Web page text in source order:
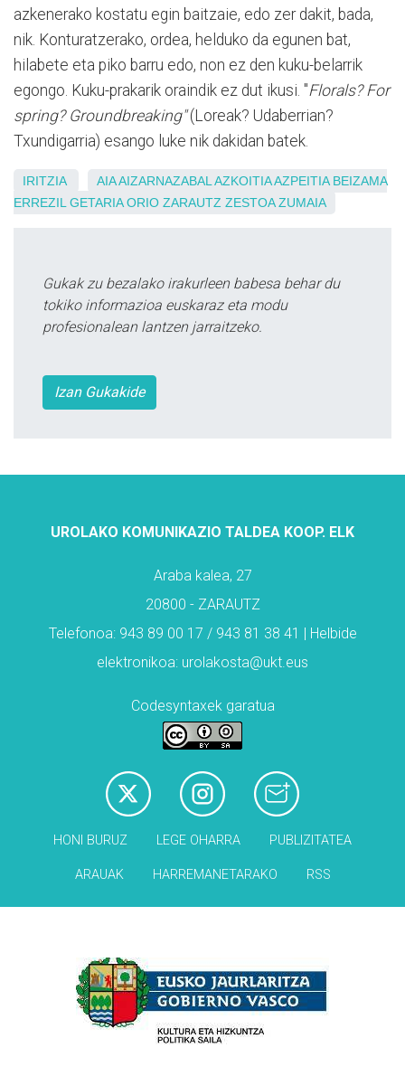
azkenerako kostatu egin baitzaie, edo zer dakit, bada,
nik. Konturatzerako, ordea, helduko da egunen bat,
hilabete eta piko barru edo, non ez den kuku-belarrik
egongo. Kuku-prakarik oraindik ez dut ikusi. "Florals? For
spring? Groundbreaking"(Loreak? Udaberrian?
Txundigarria) esango luke nik dakidan batek.
IRITZIA AIAAIZARNAZABAL AZKOITIAAZPEITIA BEIZAMA
ERREZIL GETARIA ORIO ZARAUTZ ZESTOA ZUMAIA
Gukak zu bezalako irakurleen babesa behar du
tokiko informazioa euskaraz eta modu
profesionalean lantzen jarraitzeko.
Izan Gukakide
UROLAKO KOMUNIKAZIO TALDEA KOOP. ELK
Araba kalea, 27
20800 - ZARAUTZ
Telefonoa: 943 89 00 17 / 943 81 38 41 | Helbide
elektronikoa: urolakosta@ukt.eus
Codesyntaxek garatua
HONI BURUZ LEGE OHARRA PUBLIZITATEA
ARAUAK HARREMANETARAKO RSS